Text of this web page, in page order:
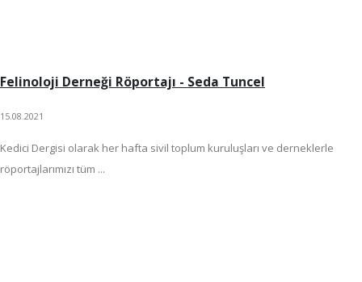
Felinoloji Derneği Röportajı - Seda Tuncel
15.08.2021
Kedici Dergisi olarak her hafta sivil toplum kuruluşları ve derneklerle
röportajlarımızı tüm ...